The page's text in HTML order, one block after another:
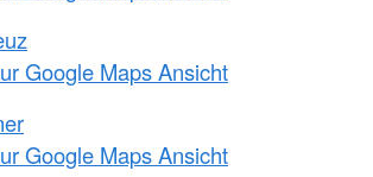
Google Maps Ansicht
Google Maps Ansicht